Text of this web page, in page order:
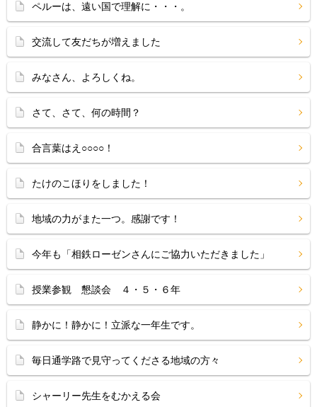
ペルーは、遠い国で理解に・・・。
交流して友だちが増えました
みなさん、よろしくね。
さて、さて、何の時間？
合言葉はえ○○○○！
たけのこほりをしました！
地域の力がまた一つ。感謝です！
今年も「相鉄ローゼンさんにご協力いただきました」
授業参観 懇談会 ４・５・６年
静かに！静かに！立派な一年生です。
毎日通学路で見守ってくださる地域の方々
シャーリー先生をむかえる会